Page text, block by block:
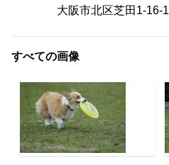
大阪市北区芝田1-16-1
すべての画像